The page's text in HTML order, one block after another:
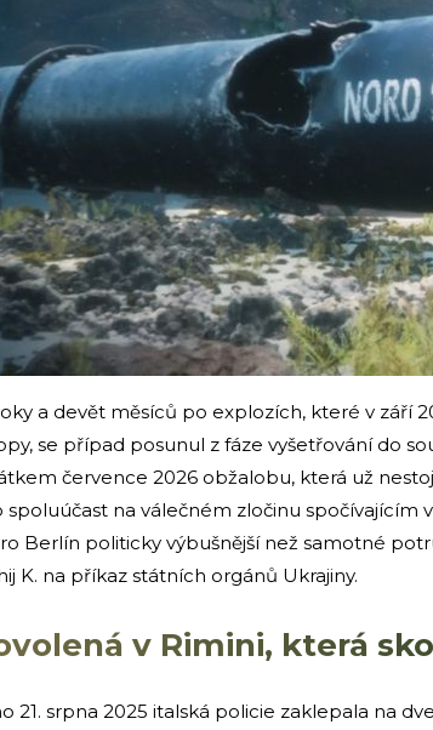
a devět měsíců po explozích, které v září
se případ posunul z fáze vyšetřování do
července 2026 obžalobu, která už
spoluúčast na válečném zločinu spočívajícím
Berlín politicky výbušnější než samotné
K. na příkaz státních orgánů Ukrajiny.
v Rimini, která
21. srpna 2025 italská policie zaklepala na